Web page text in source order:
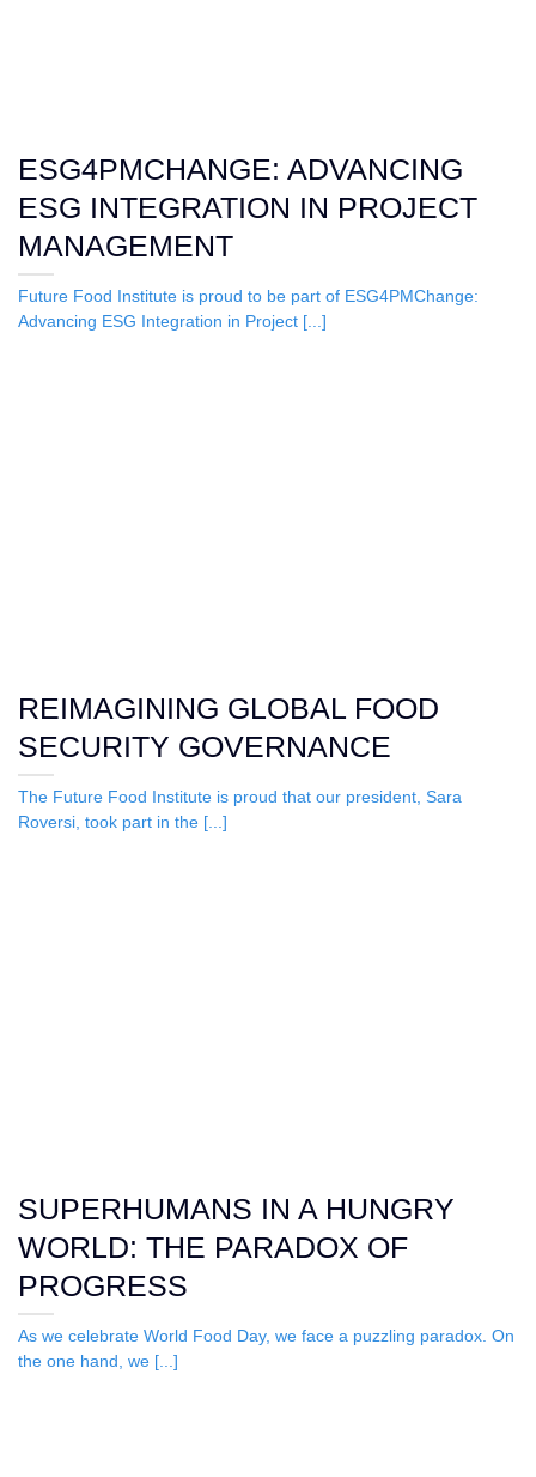
ESG4PMCHANGE: ADVANCING
ESG INTEGRATION IN PROJECT
MANAGEMENT
Future Food Institute is proud to be part of ESG4PMChange:
Advancing ESG Integration in Project [...]
REIMAGINING GLOBAL FOOD
SECURITY GOVERNANCE
The Future Food Institute is proud that our president, Sara
Roversi, took part in the [...]
SUPERHUMANS IN A HUNGRY
WORLD: THE PARADOX OF
PROGRESS
As we celebrate World Food Day, we face a puzzling paradox. On
the one hand, we [...]